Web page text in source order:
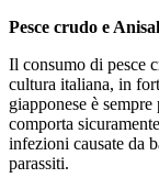
Pesce crudo e
Il consumo di pesce
cultura italiana, in
giapponese è
comporta
infezioni causate da
parassiti.